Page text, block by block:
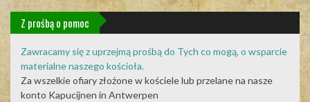
Z prośbą o pomoc
Zawracamy się z uprzejmą prośbą do Tych co mogą, o wsparcie
materialne naszego kościoła.
Za wszelkie ofiary złożone w kościele lub przelane na nasze
konto Kapucijnen in Antwerpen